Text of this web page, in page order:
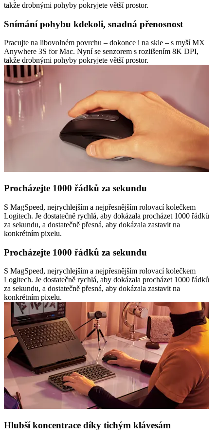
takže drobnými pohyby pokryjete větší prostor.
Snímání pohybu kdekoli, snadná přenosnost
Pracujte na libovolném povrchu – dokonce i na skle – s myší MX
Anywhere 3S for Mac. Nyní se senzorem s rozlišením 8K DPI,
takže drobnými pohyby pokryjete větší prostor.
Procházejte 1000 řádků za sekundu
S MagSpeed, nejrychlejším a nejpřesnějším rolovací kolečkem
Logitech. Je dostatečně rychlá, aby dokázala procházet 1000 řádků
za sekundu, a dostatečně přesná, aby dokázala zastavit na
konkrétním pixelu.
Procházejte 1000 řádků za sekundu
S MagSpeed, nejrychlejším a nejpřesnějším rolovací kolečkem
Logitech. Je dostatečně rychlá, aby dokázala procházet 1000 řádků
za sekundu, a dostatečně přesná, aby dokázala zastavit na
konkrétním pixelu.
Hlubší koncentrace díky tichým klávesám